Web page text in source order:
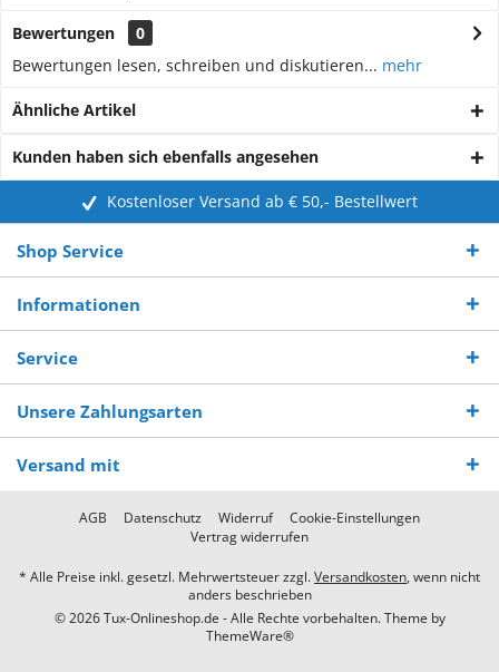
Bewertungen
0
Bewertungen lesen, schreiben und diskutieren... mehr
Ähnliche Artikel
Kunden haben sich ebenfalls angesehen
Kostenloser Versand ab € 50,- Bestellwert
Shop Service
Informationen
Service
Unsere Zahlungsarten
Versand mit
AGB Datenschutz Widerruf
Cookie-Einstellungen
Vertrag widerrufen
* Alle Preise inkl. gesetzl. Mehrwertsteuer zzgl.Versandkosten, wenn nicht
anders beschrieben
© 2026 Tux-Onlineshop.de - Alle Rechte vorbehalten. Theme by
ThemeWare®